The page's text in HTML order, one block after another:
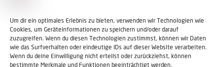
Um dir ein optimales Erlebnis zu bieten, verwenden wir Technologien wie
Cookies, um Geräteinformationen zu speichern und/oder darauf
zuzugreifen. Wenn du diesen Technologien zustimmst, können wir Daten
wie das Surfverhalten oder eindeutige IDs auf dieser Website verarbeiten.
Wenn du deine Einwilligung nicht erteilst oder zurückziehst, können
bestimmte Merkmale und Funktionen beeinträchtigt werden.
Kontakt
office@sportaustriafinals.at
+43 1 504 44 55